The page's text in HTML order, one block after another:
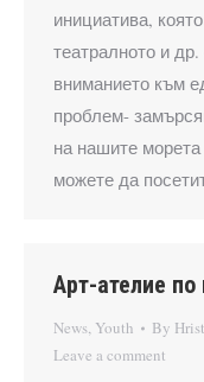
инициатива,
театралното и
вниманието към
проблем-
на нашите
можете да
Арт-ателие
News, Youth By
Leave a comment